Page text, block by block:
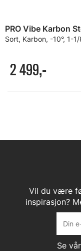
PRO Vibe Karbon
Sort, Karbon, -10°, 1-
2 499,-
Vil du være
inspirasjon?
Se